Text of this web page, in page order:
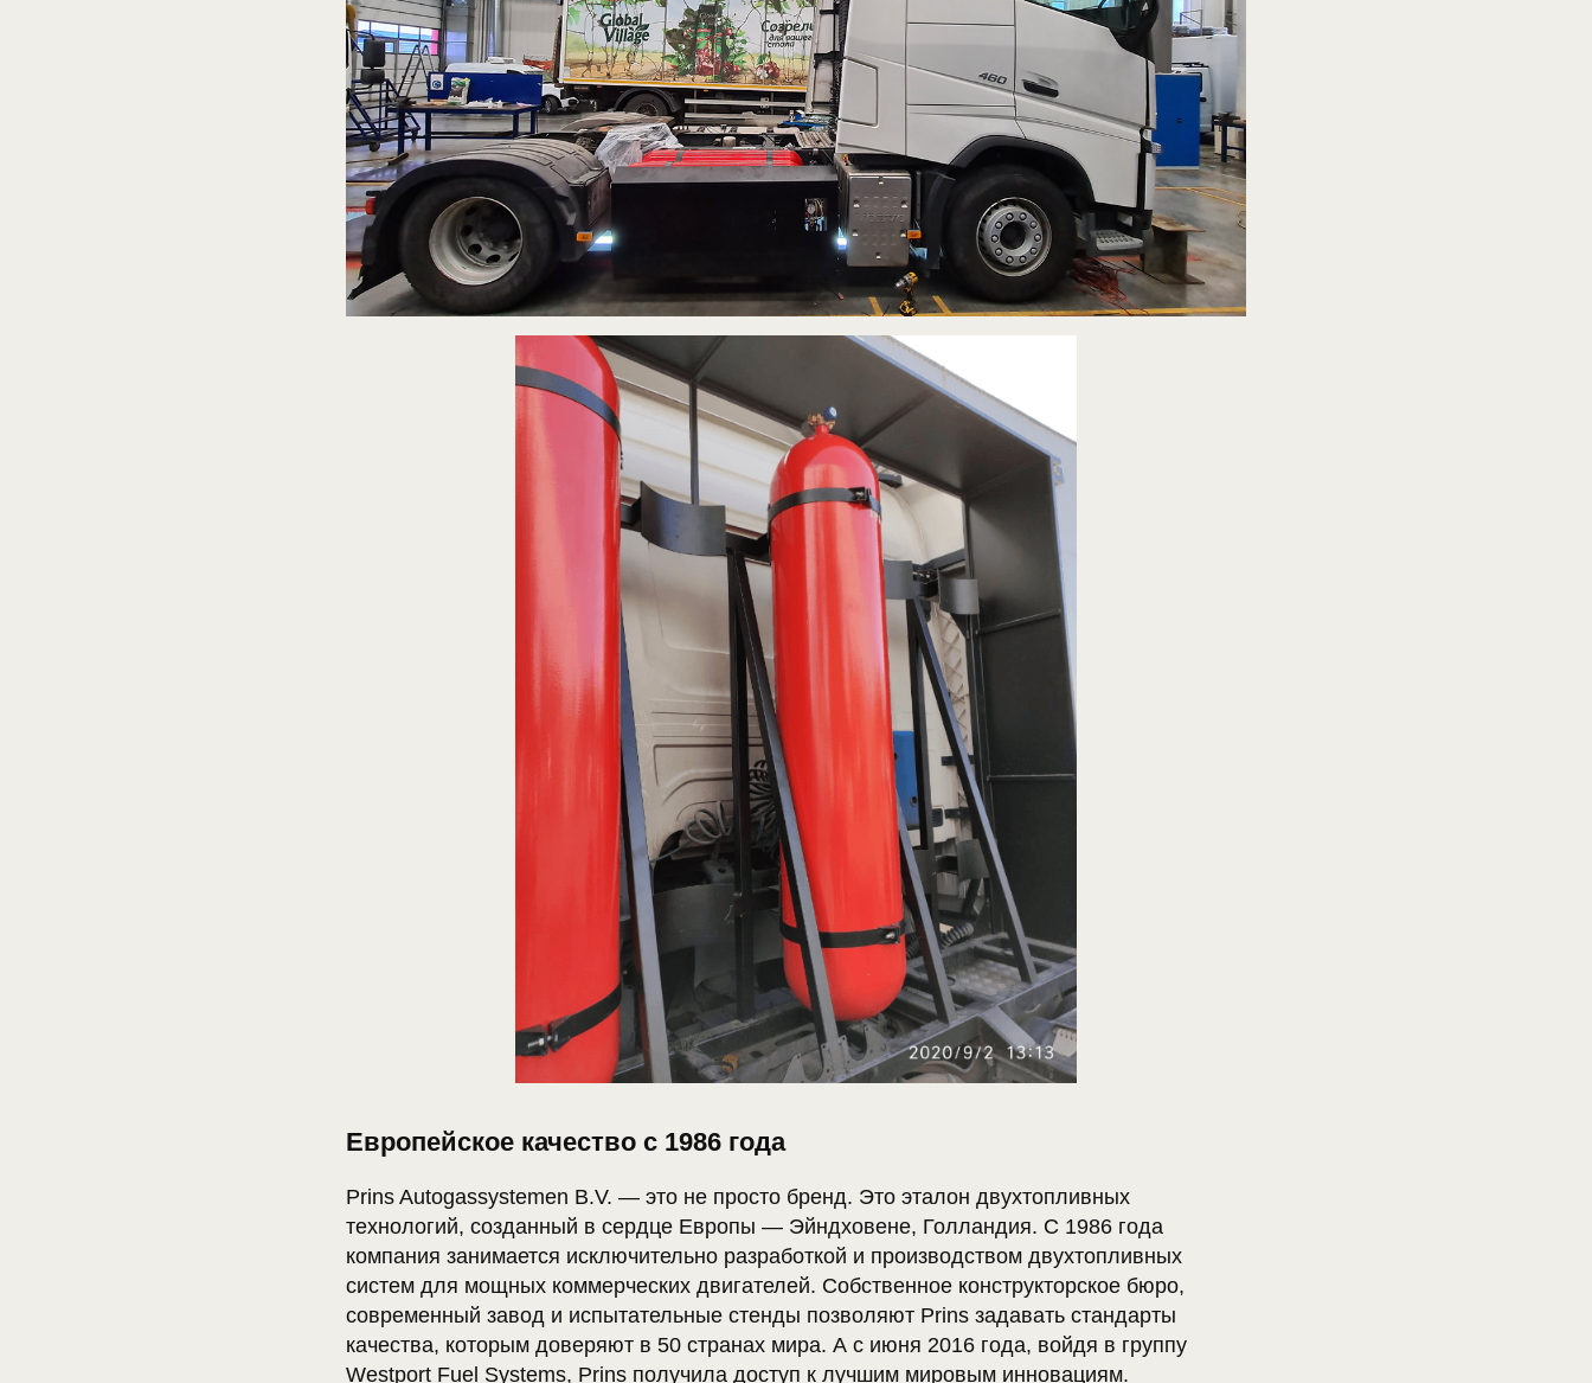
Европейское качество с 1986 года
Prins Autogassystemen B.V. — это не просто бренд. Это эталон двухтопливных
технологий, созданный в сердце Европы — Эйндховене, Голландия. С 1986 года
компания занимается исключительно разработкой и производством двухтопливных
систем для мощных коммерческих двигателей. Собственное конструкторское бюро,
современный завод и испытательные стенды позволяют Prins задавать стандарты
качества, которым доверяют в 50 странах мира. А с июня 2016 года, войдя в группу
Westport Fuel Systems, Prins получила доступ к лучшим мировым инновациям.